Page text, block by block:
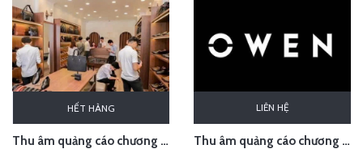
HẾT HÀNG
Thu âm quảng cáo chương trình khuyến mại cho Thế giới đồ da
LIÊN HỆ
Thu âm quảng cáo chương trình mừng 30/4-1/5 cho Thời trang Owen